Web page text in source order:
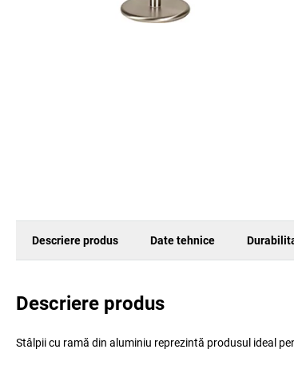
Descriere produs Date tehnice
Descriere produs
Stâlpii cu ramă din aluminiu reprezintă produsul ideal